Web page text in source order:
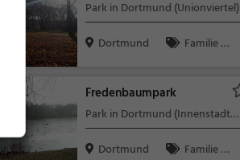
Park in Dortmund (Unionviertel)
Dortmund
Familie &
Fredenbaumpark
Park in Dortmund (Innenstadt
Nord)
Dortmund
Familie &